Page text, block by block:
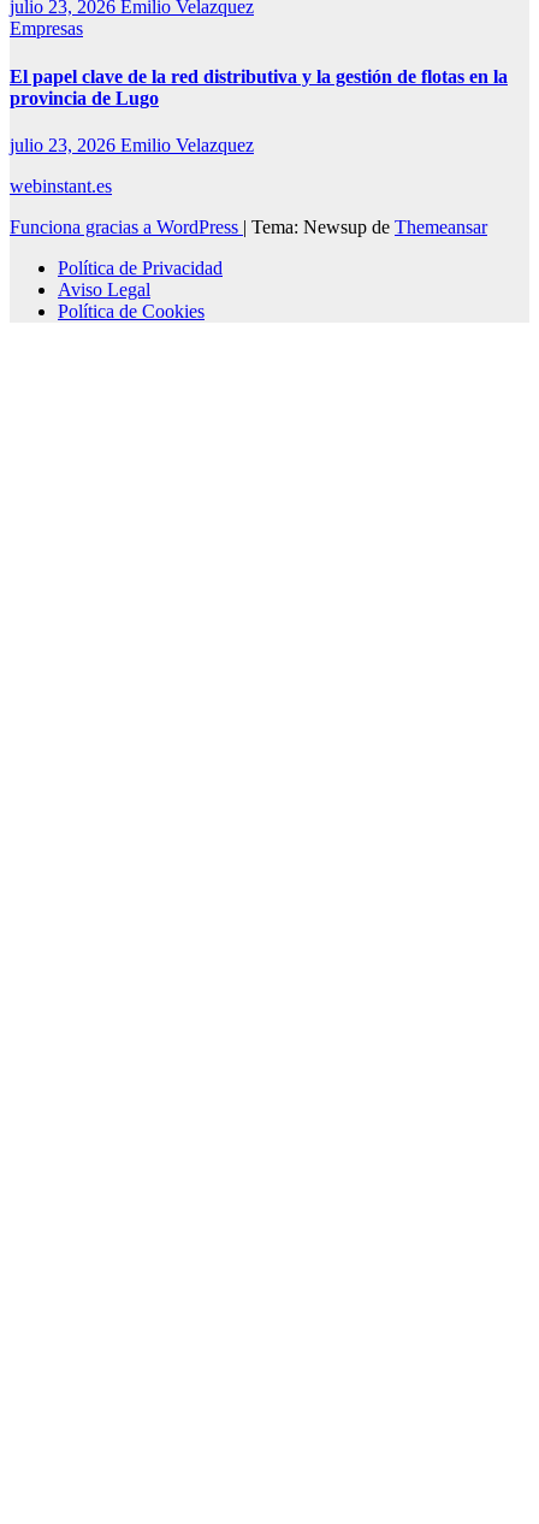
julio 23, 2026 Emilio Velazquez
Empresas
El papel clave de la red distributiva y la gestión de flotas en la
provincia de Lugo
julio 23, 2026 Emilio Velazquez
webinstant.es
Funciona gracias a WordPress | Tema: Newsup de Themeansar
Política de Privacidad
Aviso Legal
Política de Cookies